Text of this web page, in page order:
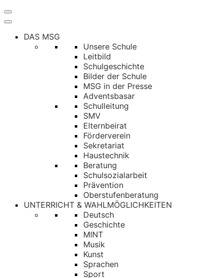
Navigation
umschalten
DAS MSG
Unsere Schule
Leitbild
Schulgeschichte
Bilder der Schule
MSG in der Presse
Adventsbasar
Schulleitung
SMV
Elternbeirat
Förderverein
Sekretariat
Haustechnik
Beratung
Schulsozialarbeit
Prävention
Oberstufenberatung
UNTERRICHT & WAHLMÖGLICHKEITEN
Deutsch
Geschichte
MINT
Musik
Kunst
Sprachen
Sport